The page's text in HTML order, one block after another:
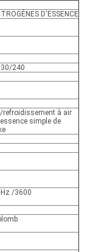
D'ESSENCE
240
refroidissement à air
simple de
/3600